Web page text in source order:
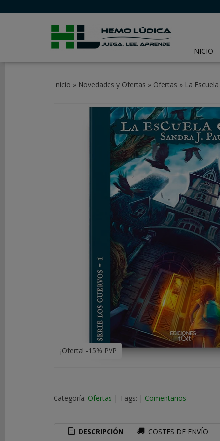
INICIO
ACCESORIOS
Inicio » Novedades y Ofertas » Ofertas » La
¡Oferta! -15% PVP
Categoría: Ofertas | Tags: | Comentarios
DESCRIPCIÓN COSTES DE ENVÍO